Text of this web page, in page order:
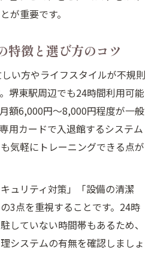
が重要です。
特徴と選び方のコツ
い方やライフスタイルが不規則
堺東駅周辺でも24時間利用可能
額6,000円〜8,000円程度が一般
用カードで入退館するシステム
気軽にトレーニングできる点が
ュリティ対策」「設備の清潔
3点を重視することです。24時
していない時間帯もあるため、
システムの有無を確認しましょ